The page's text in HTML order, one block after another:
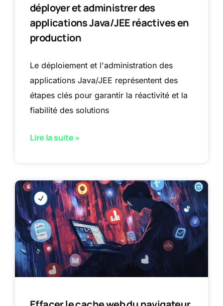
déployer et administrer des
applications Java/JEE réactives en
production
Le déploiement et l'administration des
applications Java/JEE représentent des
étapes clés pour garantir la réactivité et la
fiabilité des solutions
Lire la suite »